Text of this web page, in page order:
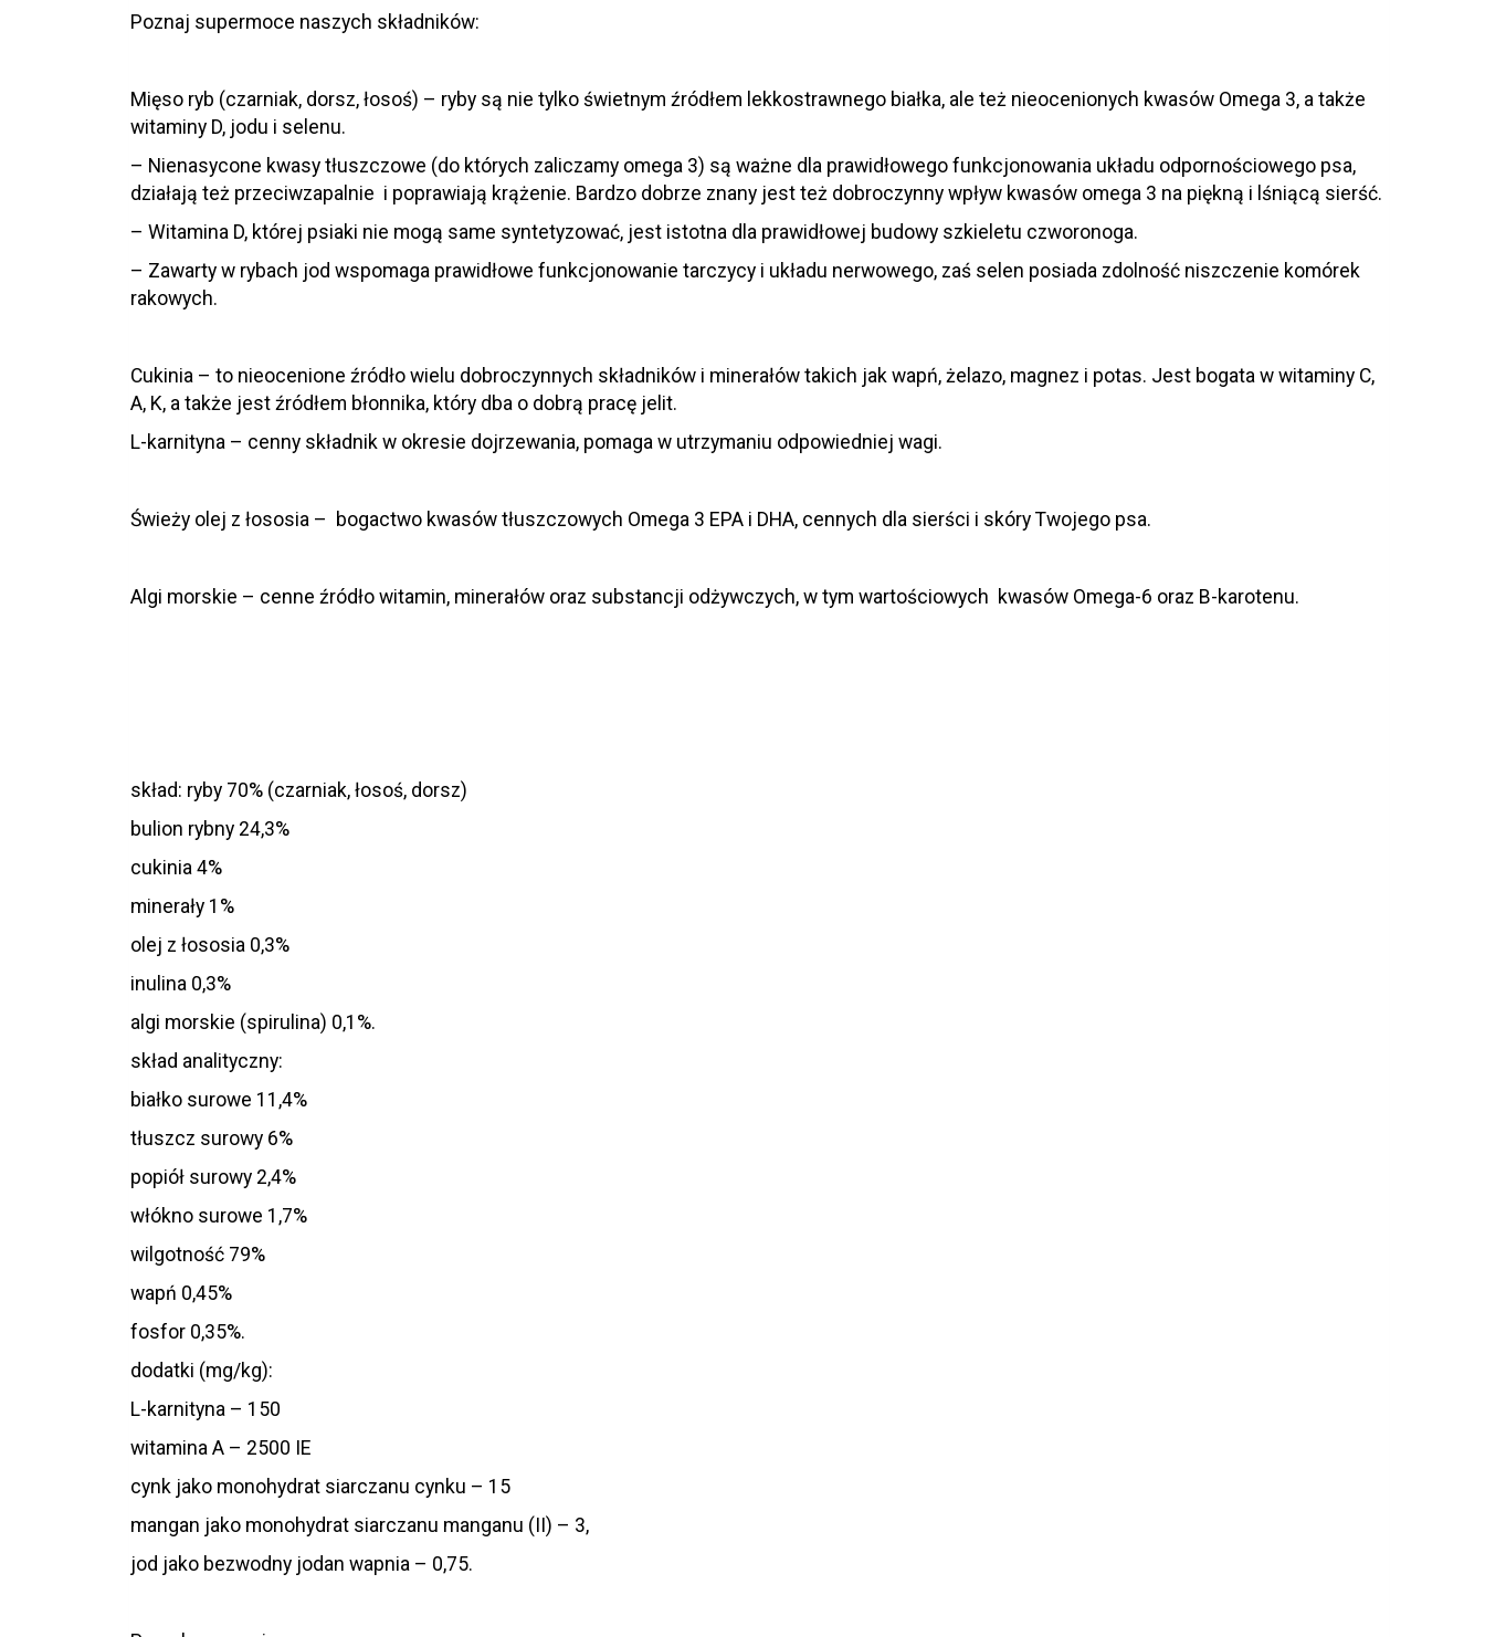
Poznaj supermoce naszych składników:
Mięso ryb (czarniak, dorsz, łosoś) – ryby są nie tylko świetnym źródłem lekkostrawnego białka, ale też nieocenionych kwasów Omega 3, a także
witaminy D, jodu i selenu.
– Nienasycone kwasy tłuszczowe (do których zaliczamy omega 3) są ważne dla prawidłowego funkcjonowania układu odpornościowego psa,
działają też przeciwzapalnie i poprawiają krążenie. Bardzo dobrze znany jest też dobroczynny wpływ kwasów omega 3 na piękną i lśniącą sierść.
– Witamina D, której psiaki nie mogą same syntetyzować, jest istotna dla prawidłowej budowy szkieletu czworonoga.
– Zawarty w rybach jod wspomaga prawidłowe funkcjonowanie tarczycy i układu nerwowego, zaś selen posiada zdolność niszczenie komórek
rakowych.
Cukinia – to nieocenione źródło wielu dobroczynnych składników i minerałów takich jak wapń, żelazo, magnez i potas. Jest bogata w witaminy C,
A, K, a także jest źródłem błonnika, który dba o dobrą pracę jelit.
L-karnityna – cenny składnik w okresie dojrzewania, pomaga w utrzymaniu odpowiedniej wagi.
Świeży olej z łososia – bogactwo kwasów tłuszczowych Omega 3 EPA i DHA, cennych dla sierści i skóry Twojego psa.
Algi morskie – cenne źródło witamin, minerałów oraz substancji odżywczych, w tym wartościowych kwasów Omega-6 oraz B-karotenu.
skład: ryby 70% (czarniak, łosoś, dorsz)
bulion rybny 24,3%
cukinia 4%
minerały 1%
olej z łososia 0,3%
inulina 0,3%
algi morskie (spirulina) 0,1%.
skład analityczny:
białko surowe 11,4%
tłuszcz surowy 6%
popiół surowy 2,4%
włókno surowe 1,7%
wilgotność 79%
wapń 0,45%
fosfor 0,35%.
dodatki (mg/kg):
L-karnityna – 150
witamina A – 2500 IE
cynk jako monohydrat siarczanu cynku – 15
mangan jako monohydrat siarczanu manganu (II) – 3,
jod jako bezwodny jodan wapnia – 0,75.